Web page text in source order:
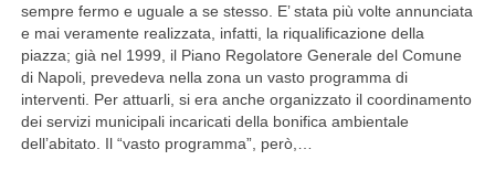
sempre fermo e uguale a se stesso. E’ stata più volte annunciata
e mai veramente realizzata, infatti, la riqualificazione della
piazza; già nel 1999, il Piano Regolatore Generale del Comune
di Napoli, prevedeva nella zona un vasto programma di
interventi. Per attuarli, si era anche organizzato il coordinamento
dei servizi municipali incaricati della bonifica ambientale
dell’abitato. Il “vasto programma”, però,…